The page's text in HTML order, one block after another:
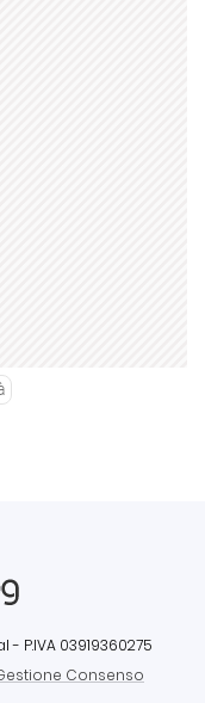
- P.IVA 03919360275
Consenso